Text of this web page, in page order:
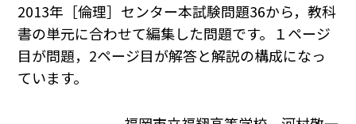
2013年［倫理］センター本試験問題36から，教科
書の単元に合わせて編集した問題です。１ページ
目が問題，2ページ目が解答と解説の構成になっ
ています。